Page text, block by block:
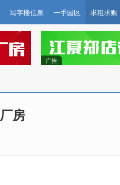
写字楼信息 一手园区 求租求购
广告
房